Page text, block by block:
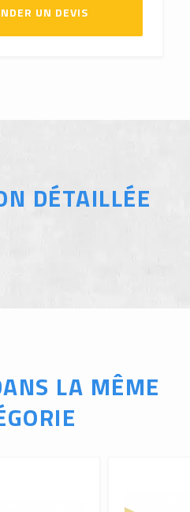
UN DEVIS
DÉTAILLÉE
LA MÊME